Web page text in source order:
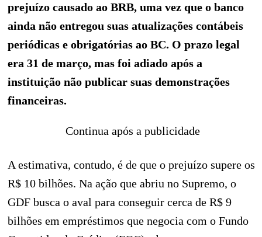
prejuízo causado ao BRB, uma vez que o banco
ainda não entregou suas atualizações contábeis
periódicas e obrigatórias ao BC. O prazo legal
era 31 de março, mas foi adiado após a
instituição não publicar suas demonstrações
financeiras.
Continua após a publicidade
A estimativa, contudo, é de que o prejuízo supere os
R$ 10 bilhões. Na ação que abriu no Supremo, o
GDF busca o aval para conseguir cerca de R$ 9
bilhões em empréstimos que negocia com o Fundo